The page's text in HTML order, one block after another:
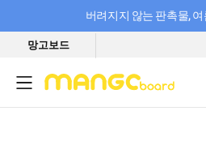
버려지지 않는 판촉물, 여
필요한 만큼 충전하고 끊김 없이 작업
망고보드